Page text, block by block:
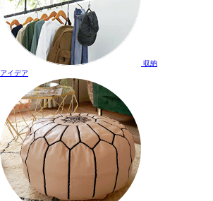
収納
アイデア